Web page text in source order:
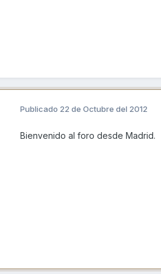
Publicado 22 de Octubre del 2012
Bienvenido al foro desde Madrid.